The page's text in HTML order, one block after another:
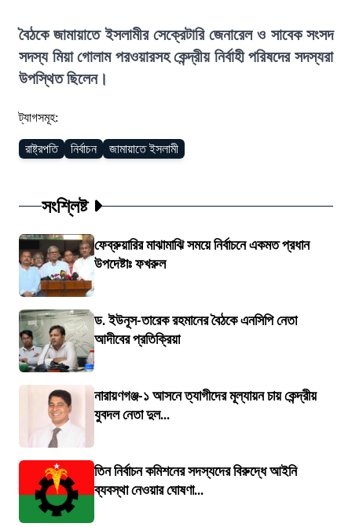
বৈঠকে জামায়াতে ইসলামীর সেক্রেটারি জেনারেল ও সাবেক সংসদ
সদস্য মিয়া গোলাম পরওয়ারসহ কেন্দ্রীয় নির্বাহী পরিষদের সদস্যরা
উপস্থিত ছিলেন।
ট্যাগসমূহ:
রাষ্ট্রপতি নির্বাচন জামায়াতে ইসলামী
সংশ্লিষ্ট
ফেব্রুয়ারির মাঝামাঝি সময়ে নির্বাচনে একমত প্রধান
উপদেষ্টাঃ ফখরুল
ড. ইউনূস-তারেক রহমানের বৈঠকে এনসিপি নেতা
আদীবের প্রতিক্রিয়া
নারায়ণগঞ্জ-১ আসনে ত্যাগীদের মূল্যায়ন চায় কেন্দ্রীয়
যুবদল নেতা দুল...
তিন নির্বাচন কমিশনের সদস্যদের বিরুদ্ধে আইনি
ব্যবস্থা নেওয়ার ঘোষণা...